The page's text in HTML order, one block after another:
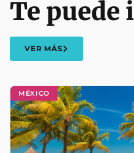
MÉXICO
Te puede
VER MÁS